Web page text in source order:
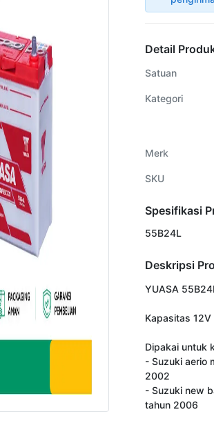
Detail
Satuan
Kategori
Merk
SKU
Spesifikasi
55B24L
Deskripsi
YUASA
Kapasitas
Dipakai untuk
- Suzuki aerio
2002
- Suzuki new
tahun 2006